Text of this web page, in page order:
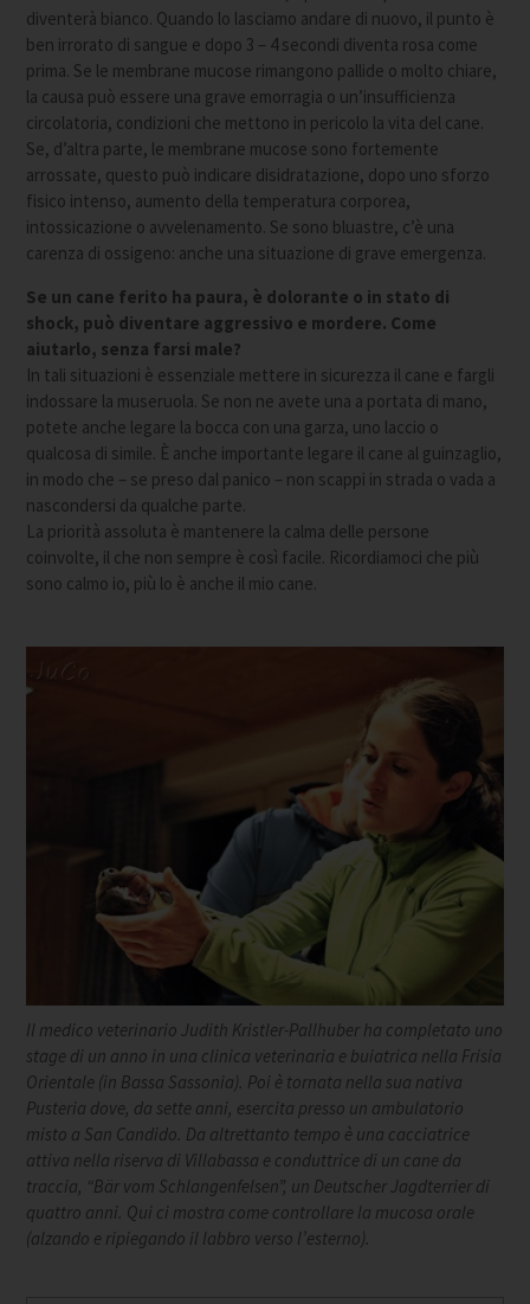
diventerà bianco. Quando lo lasciamo andare di nuovo, il punto è
ben irrorato di sangue e dopo 3 – 4 secondi diventa rosa come
prima. Se le membrane mucose rimangono pallide o molto chiare,
la causa può essere una grave emorragia o un’insufficienza
circolatoria, condizioni che mettono in pericolo la vita del cane.
Se, d’altra parte, le membrane mucose sono fortemente
arrossate, questo può indicare disidratazione, dopo uno sforzo
fisico intenso, aumento della temperatura corporea,
intossicazione o avvelenamento. Se sono bluastre, c’è una
carenza di ossigeno: anche una situazione di grave emergenza.
Se un cane ferito ha paura, è dolorante o in stato di
shock, può diventare aggressivo e mordere. Come
aiutarlo, senza farsi male?
In tali situazioni è essenziale mettere in sicurezza il cane e fargli
indossare la museruola. Se non ne avete una a portata di mano,
potete anche legare la bocca con una garza, uno laccio o
qualcosa di simile. È anche importante legare il cane al guinzaglio,
in modo che – se preso dal panico – non scappi in strada o vada a
nascondersi da qualche parte.
La priorità assoluta è mantenere la calma delle persone
coinvolte, il che non sempre è così facile. Ricordiamoci che più
sono calmo io, più lo è anche il mio cane.
Il medico veterinario Judith Kristler-Pallhuber ha completato uno
stage di un anno in una clinica veterinaria e buiatrica nella Frisia
Orientale (in Bassa Sassonia). Poi è tornata nella sua nativa
Pusteria dove, da sette anni, esercita presso un ambulatorio
misto a San Candido. Da altrettanto tempo è una cacciatrice
attiva nella riserva di Villabassa e conduttrice di un cane da
traccia, “Bär vom Schlangenfelsen”, un Deutscher Jagdterrier di
quattro anni. Qui ci mostra come controllare la mucosa orale
(alzando e ripiegando il labbro verso l’esterno).